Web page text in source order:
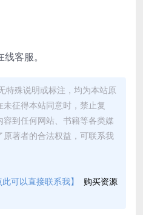
客服。
特殊说明或标注，均为本站原
征得本站同意时，禁止复
到任何网站、书籍等各类媒
著者的合法权益，可联系我
此可以直接联系我】
购买资源